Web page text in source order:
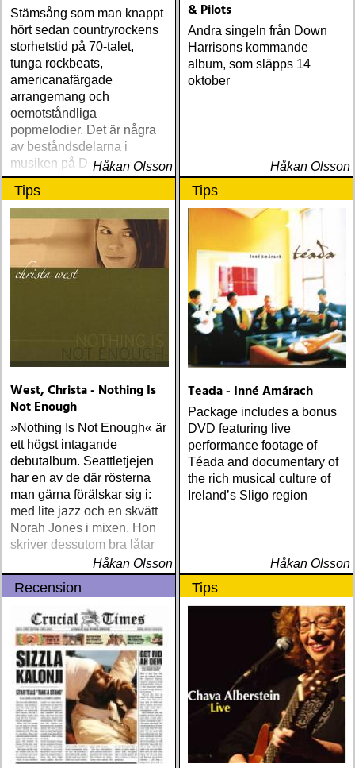
Stämsång som man knappt
hört sedan countryrockens
storhetstid på 70-talet,
tunga rockbeats,
americanafärgade
arrangemang och
oemotståndliga
popmelodier. Det är några
av beståndsdelarna i
musiken på Down
Harrisons självbetitlade
debutalbum
Håkan Olsson
& Pilots
Andra singeln från Down
Harrisons kommande
album, som släpps 14
oktober
Håkan Olsson
Tips
West, Christa - Nothing Is
Not Enough
»Nothing Is Not Enough« är
ett högst intagande
debutalbum. Seattletjejen
har en av de där rösterna
man gärna förälskar sig i:
med lite jazz och en skvätt
Norah Jones i mixen. Hon
skriver dessutom bra låtar
Håkan Olsson
Tips
Teada - Inné Amárach
Package includes a bonus
DVD featuring live
performance footage of
Téada and documentary of
the rich musical culture of
Ireland’s Sligo region
Håkan Olsson
Recension Tips